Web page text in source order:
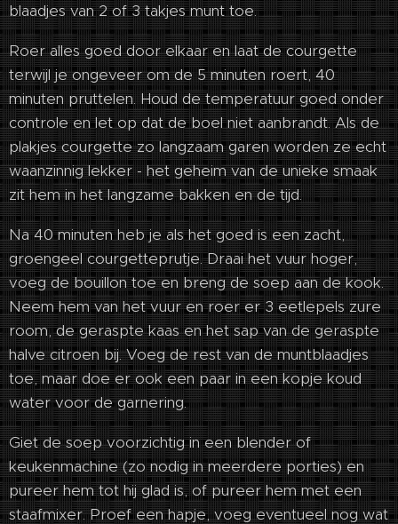
blaadjes van 2 of 3 takjes munt toe.
Roer alles goed door elkaar en laat de courgette
terwijl je ongeveer om de 5 minuten roert, 40
minuten pruttelen. Houd de temperatuur goed onder
controle en let op dat de boel niet aanbrandt. Als de
plakjes courgette zo langzaam garen worden ze echt
waanzinnig lekker - het geheim van de unieke smaak
zit hem in het langzame bakken en de tijd.
Na 40 minuten heb je als het goed is een zacht,
groengeel courgetteprutje. Draai het vuur hoger,
voeg de bouillon toe en breng de soep aan de kook.
Neem hem van het vuur en roer er 3 eetlepels zure
room, de geraspte kaas en het sap van de geraspte
halve citroen bij. Voeg de rest van de muntblaadjes
toe, maar doe er ook een paar in een kopje koud
water voor de garnering.
Giet de soep voorzichtig in een blender of
keukenmachine (zo nodig in meerdere porties) en
pureer hem tot hij glad is, of pureer hem met een
staafmixer. Proef een hapje, voeg eventueel nog wat